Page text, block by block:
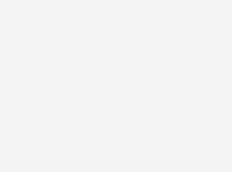
von ihrer